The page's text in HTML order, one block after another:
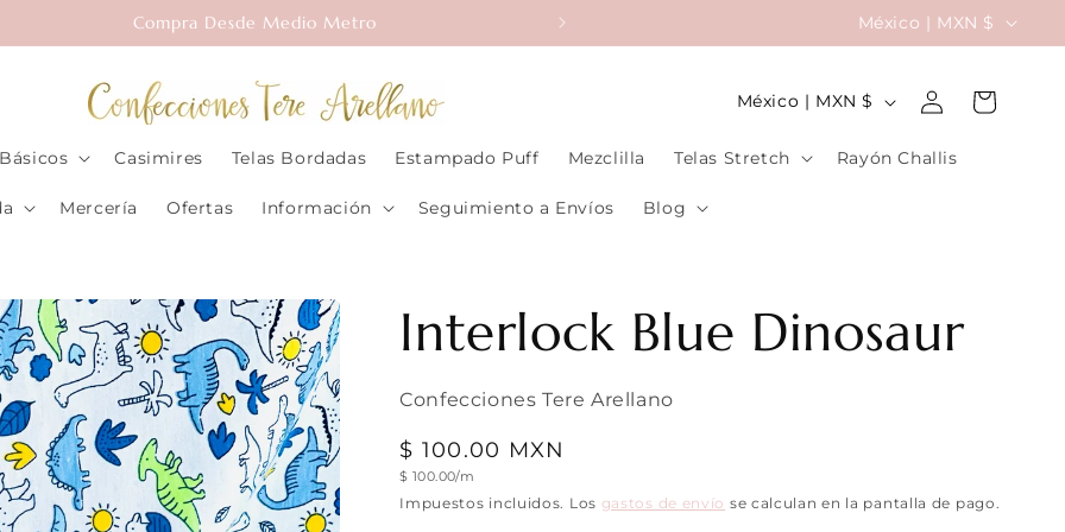
Compra Desde Medio Metro Da Seguimiento a tu Pedido
a
í
/
i
México | MXN $
Básicos Casimires Telas Bordadas Estampado Puff Mezclilla Telas Stretch Rayón Challis
Mercería Ofertas Información Seguimiento a Envíos Blog
í
e
México | MXN $
sesión
Carrito
Interlock Blue Dinosaur
Confecciones Tere Arellano
Precio
habitual
$ 100.00 MXN
Precio
$ 100.00/m
Impuestos incluidos. Los gastos de envío se calculan en la pantalla de pago.